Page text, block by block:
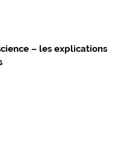
– les explications